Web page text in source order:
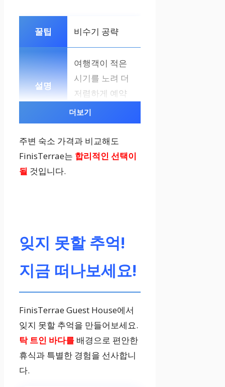
비수기 공략
여행객이 적은
시기를 노려 더
저렴하게 예약
하세요.
프로모션 코드
확인
세요.
더보기
주변 숙소 가격과 비교해도
FinisTerrae는 합리적인 선택이
될 것입니다.
잊지 못할 추억!
지금 떠나보세요!
FinisTerrae Guest House에서
잊지 못할 추억을 만들어보세요.
탁 트인 바다를 배경으로 편안한
휴식과 특별한 경험을 선사합니
다.